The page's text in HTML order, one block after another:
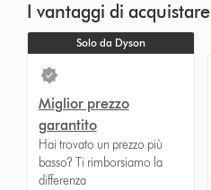
I vantaggi di
Solo da Dyson
Miglior prezzo
garantito
Hai trovato un prezzo più
basso? Ti rimborsiamo la
differenza